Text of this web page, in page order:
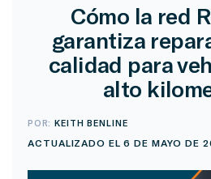
Cómo la red
garantiza
calidad para
alto
POR:KEITH BENLINE
ACTUALIZADO EL 6 DE MAYO DE